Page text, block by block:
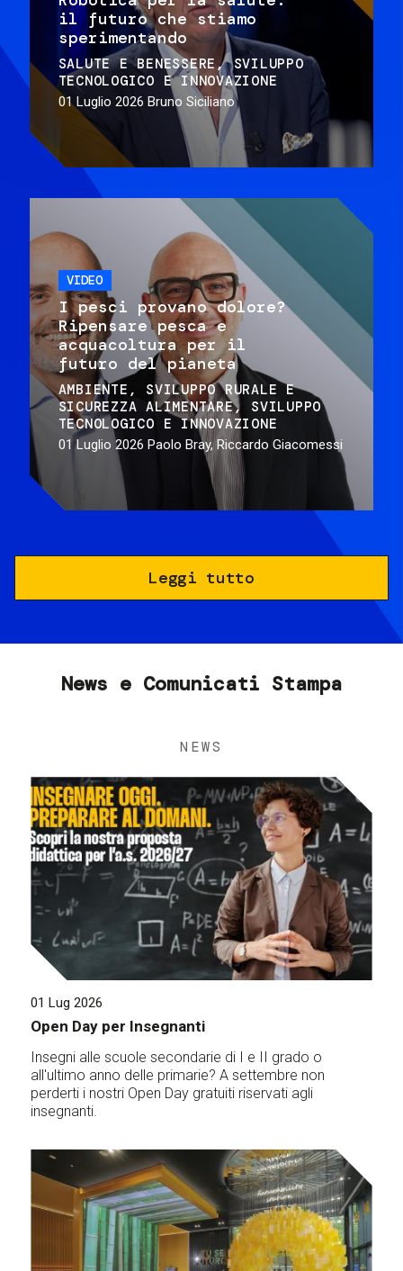
il futuro che stiamo
sperimentando
SALUTE E BENESSERE
SVILUPPO
TECNOLOGICO E INNOVAZIONE
01 Luglio 2026 Bruno Siciliano
VIDEO
I pesci provano dolore?
Ripensare pesca e
acquacoltura per il
futuro del pianeta
AMBIENTE
SVILUPPO RURALE E
SICUREZZA ALIMENTARE
SVILUPPO
TECNOLOGICO E INNOVAZIONE
01 Luglio 2026 Paolo Bray, Riccardo Giacomessi
Leggi tutto
News e Comunicati Stampa
NEWS
01 Lug 2026
Open Day per Insegnanti
Insegni alle scuole secondarie di I e II grado o
all'ultimo anno delle primarie? A settembre non
perderti i nostri Open Day gratuiti riservati agli
insegnanti.